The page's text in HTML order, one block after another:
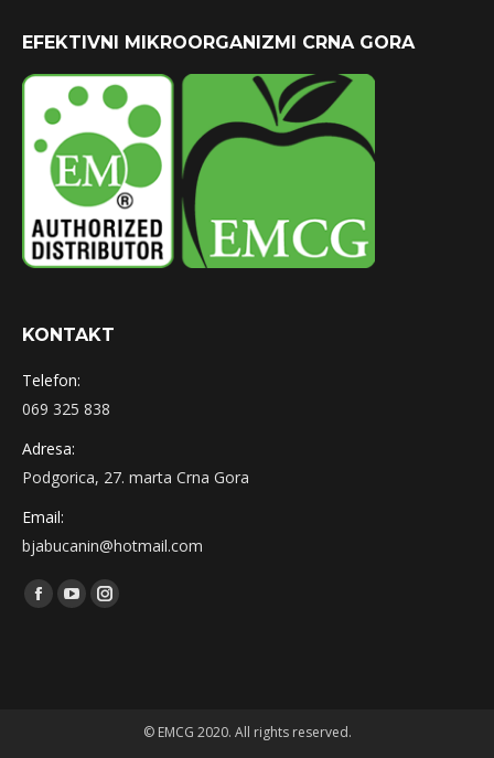
EFEKTIVNI MIKROORGANIZMI CRNA GORA
KONTAKT
Telefon:
069 325 838
Adresa:
Podgorica, 27. marta Crna Gora
Email:
bjabucanin@hotmail.com
Find us on:
Facebook
YouTubeInstagram
© EMCG 2020. All rights reserved.